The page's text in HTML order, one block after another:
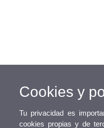
Cookies y
Tu privacidad es
cookies propias y de